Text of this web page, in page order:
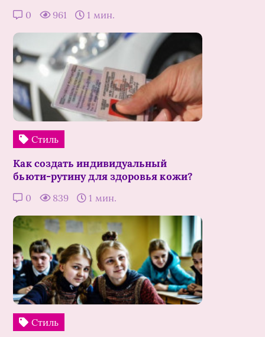
0 961 1 мин.
Стиль
Как создать индивидуальный
бьюти-рутину для здоровья кожи?
0 839 1 мин.
Стиль